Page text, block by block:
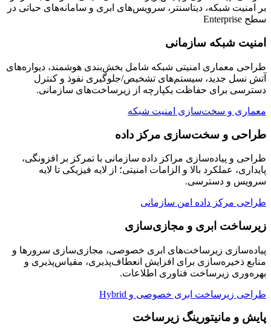
بر امنیت شبکه، دیتاسنتر، سرویس‌های ابری و سامانه‌های حیاتی در
سطح Enterprise
امنیت شبکه سازمانی
طراحی معماری امنیتی شبکه شامل بخش‌بندی هوشمند، دیواره‌های
آتش نسل جدید، سیستم‌های تشخیص/جلوگیری نفوذ و کنترل
دسترسی برای حفاظت یکپارچه از زیرساخت‌های سازمانی.
معماری و سخت‌سازی امنیت شبکه
طراحی و سخت‌سازی مرکز داده
طراحی و پیاده‌سازی مراکز داده سازمانی با تمرکز بر افزونگی،
پایداری، عملکرد بالا و الزامات امنیتی؛ از لایه فیزیکی تا لایه
سرویس و دسترسی.
طراحی مرکز داده امن سازمانی
زیرساخت ابری و مجازی‌سازی
پیاده‌سازی زیرساخت‌های ابری خصوصی، مجازی‌سازی سرورها و
منابع ذخیره‌سازی برای افزایش انعطاف‌پذیری، مقیاس‌پذیری و
بهره‌وری زیرساخت فناوری اطلاعات.
طراحی زیرساخت ابری خصوصی و Hybrid
پایش و مانیتورینگ زیرساخت